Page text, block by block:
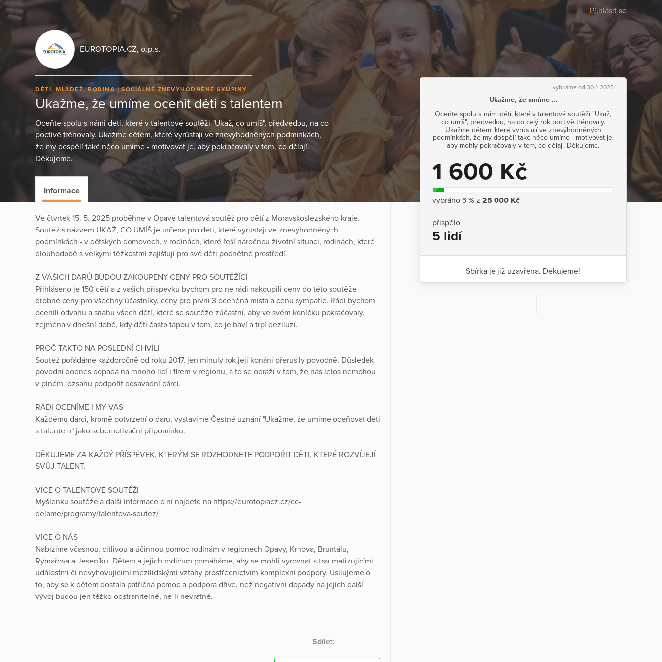
Přihlásit se
EUROTOPIA.CZ, o.p.s.
DĚTI, MLÁDEŽ, RODINA SOCIÁLNĚ ZNEVÝHODNĚNÉ SKUPINY
Ukažme, že umíme ocenit děti s talentem
Oceňte spolu s námi děti, které v talentové soutěži "Ukaž, co umíš", předvedou, na co
poctivě trénovaly. Ukažme dětem, které vyrůstají ve znevýhodněných podmínkách,
že my dospělí také něco umíme - motivovat je, aby pokračovaly v tom, co dělají.
Děkujeme.
vybíráme od 30.4.2025
Ukažme, že umíme ...
Oceňte spolu s námi děti, které v talentové soutěži "Ukaž,
co umíš", předvedou, na co celý rok poctivě trénovaly.
Ukažme dětem, které vyrůstají ve znevýhodněných
podmínkách, že my dospělí také něco umíme - motivovat je,
aby mohly pokračovaly v tom, co dělají. Děkujeme.
1 600 Kč
vybráno 6 % z 25 000 Kč
přispělo
5 lidí
Sbírka je již uzavřena. Děkujeme!
Informace
Ve čtvrtek 15. 5. 2025 proběhne v Opavě talentová soutěž pro dětí z Moravskoslezského kraje.
Soutěž s názvem UKAŽ, CO UMÍŠ je určena pro děti, které vyrůstají ve znevýhodněných
podmínkách - v dětských domovech, v rodinách, které řeší náročnou životní situaci, rodinách, které
dlouhodobě s velkými těžkostmi zajišťují pro své děti podnětné prostředí.
Z VAŠICH DARŮ BUDOU ZAKOUPENY CENY PRO SOUTĚŽÍCÍ
Přihlášeno je 150 dětí a z vašich příspěvků bychom pro ně rádi nakoupili ceny do této soutěže -
drobné ceny pro všechny účastníky, ceny pro první 3 oceněná místa a cenu sympatie. Rádi bychom
ocenili odvahu a snahu všech dětí, které se soutěže zúčastní, aby ve svém koníčku pokračovaly,
zejména v dnešní době, kdy děti často tápou v tom, co je baví a trpí deziluzí.
PROČ TAKTO NA POSLEDNÍ CHVÍLI
Soutěž pořádáme každoročně od roku 2017, jen minulý rok její konání přerušily povodně. Důsledek
povodní dodnes dopadá na mnoho lidí i firem v regionu, a to se odráží v tom, že nás letos nemohou
v plném rozsahu podpořit dosavadní dárci.
RÁDI OCENÍME I MY VÁS
Každému dárci, kromě potvrzení o daru, vystavíme Čestné uznání "Ukažme, že umíme oceňovat děti
s talentem" jako sebemotivační připomínku.
DĚKUJEME ZA KAŽDÝ PŘÍSPĚVEK, KTERÝM SE ROZHODNETE PODPOŘIT DĚTI, KTERÉ ROZVÍJEJÍ
SVŮJ TALENT.
VÍCE O TALENTOVÉ SOUTĚŽI
Myšlenku soutěže a další informace o ní najdete na https://eurotopiacz.cz/co-
delame/programy/talentova-soutez/
VÍCE O NÁS
Nabízíme včasnou, citlivou a účinnou pomoc rodinám v regionech Opavy, Krnova, Bruntálu,
Rýmařova a Jeseníku. Dětem a jejich rodičům pomáháme, aby se mohli vyrovnat s traumatizujícími
událostmi či nevyhovujícími mezilidskými vztahy prostřednictvím komplexní podpory. Usilujeme o
to, aby se k dětem dostala patřičná pomoc a podpora dříve, než negativní dopady na jejich další
vývoj budou jen těžko odstranitelné, ne-li nevratné.
Sdílet: